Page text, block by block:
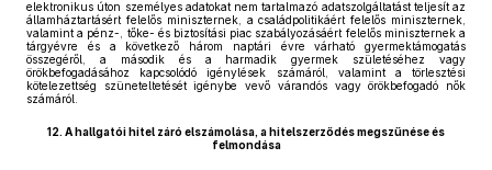
elektronikus úton személyes adatokat nem tartalmazó adatszolgáltatást teljesít az
államháztartásért felelős miniszternek, a családpolitikáért felelős miniszternek,
valamint a pénz-, tőke- és biztosítási piac szabályozásáért felelős miniszternek a
tárgyévre és a következő három naptári évre várható gyermektámogatás
összegéről, a második és a harmadik gyermek születéséhez vagy
örökbefogadásához kapcsolódó igénylések számáról, valamint a törlesztési
kötelezettség szüneteltetését igénybe vevő várandós vagy örökbefogadó nők
számáról.
12. A hallgatói hitel záró elszámolása, a hitelszerződés megszűnése és
felmondása